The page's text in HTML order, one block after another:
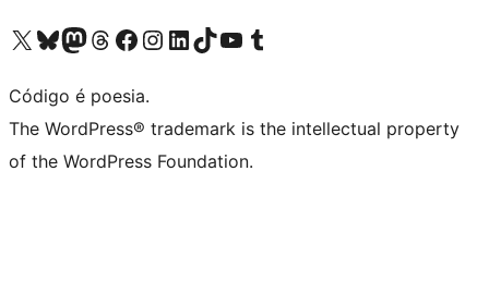
Acessar nossa conta do X (antigo Twitter)
Acessar nossa conta do Bluesky
Acessar nossa conta do Mastodon
Acessar nossa conta do Threads
Acessar nossa página do Facebook
Acessar nossa conta do Instagram
Acessar nossa conta do LinkedIn
Acessar nossa conta do TikTok
Acessar nosso canal do YouTube
Acessar nossa conta no Tumblr
Código é poesia.
The WordPress® trademark is the intellectual property
of the WordPress Foundation.